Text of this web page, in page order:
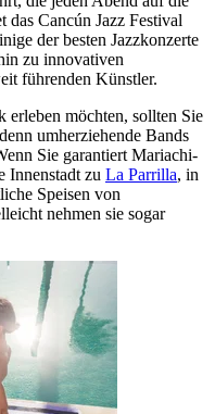
das Cancún Jazz Festival
der besten Jazzkonzerte
zu innovativen
führenden Künstler.
erleben möchten, sollten Sie
umherziehende Bands
Sie garantiert Mariachi-
Innenstadt zu La Parrilla, in
Speisen von
nehmen sie sogar